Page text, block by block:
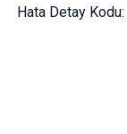
Hata Detay Kodu: